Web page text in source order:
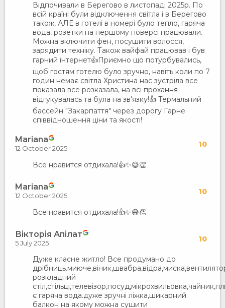
Відпочивали в Берегово в листопаді 2025р. По
всій країні були відключення світла і в Берегово
також, АЛЕ в готелі в номері було тепло, гаряча
вода, розетки на першому поверсі працювали.
Можна включити фен, посушити волосся,
зарядити техніку. Також вайфай працював і був
гарний інтернет👍Приємно що потурбувались,
щоб гостям готелю було зручно, навіть коли по 7
годин немає світла Христина нас зустріла все
показала все розказала, на всі прохання
відгукувалась та була на зв'язку!👍 Термальний
бассейн "Закарпаття" через дорогу Гарне
співвідношення ціни та якості!
Mariana 10
12 October 2025
Все нравится отдихала!👍✨😅👏
Mariana 10
12 October 2025
Все нравится отдихала!👍✨😅👏
Вікторія Апілат 10
5 July 2025
Дуже класне житло! Все продумано до
розкладний
є гаряча вода.дуже зручні ліжка,шикарний
балкон на якому можна сушити